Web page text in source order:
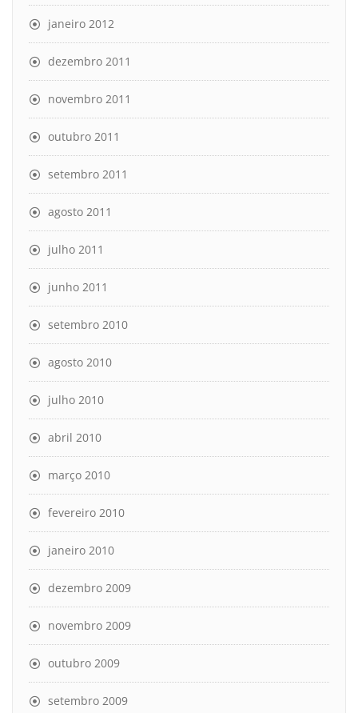
janeiro 2012
dezembro 2011
novembro 2011
outubro 2011
setembro 2011
agosto 2011
julho 2011
junho 2011
setembro 2010
agosto 2010
julho 2010
abril 2010
março 2010
fevereiro 2010
janeiro 2010
dezembro 2009
novembro 2009
outubro 2009
setembro 2009